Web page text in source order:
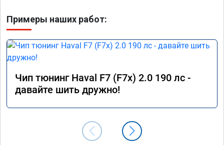
Примеры наших работ:
Чип тюнинг Haval F7 (F7x) 2.0 190 лс -
давайте шить дружно!